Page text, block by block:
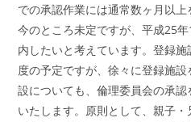
での承認作業には通常数ヶ月以
今のところ未定ですが、平成25
内したいと考えています。登録
度の予定ですが、徐々に登録施
設についても、倫理委員会の承
いたします。原則として、親子